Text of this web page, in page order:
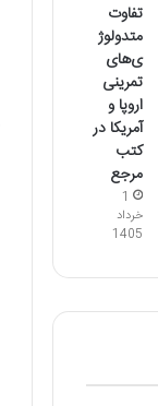
تفاوت
متدولوژ
ی‌های
تمرینی
اروپا و
آمریکا در
کتب
مرجع
1
خرداد
1405